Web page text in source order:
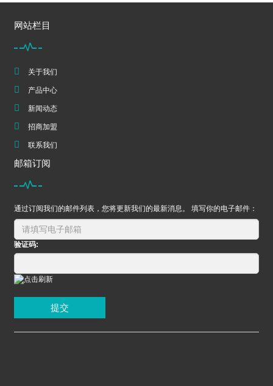
网站栏目
关于我们
产品中心
新闻动态
招商加盟
联系我们
邮箱订阅
通过订阅我们的邮件列表，您将更新我们的最新消息。 填写你的电子邮件：
验证码:
提交